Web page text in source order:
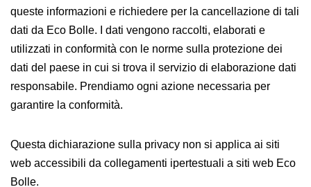
queste informazioni e richiedere per la cancellazione di tali
dati da Eco Bolle. I dati vengono raccolti, elaborati e
utilizzati in conformità con le norme sulla protezione dei
dati del paese in cui si trova il servizio di elaborazione dati
responsabile. Prendiamo ogni azione necessaria per
garantire la conformità.
Questa dichiarazione sulla privacy non si applica ai siti
web accessibili da collegamenti ipertestuali a siti web Eco
Bolle.